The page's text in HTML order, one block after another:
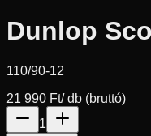
Dunlop
110/90-12
21 990 Ft/ db (bruttó)
1